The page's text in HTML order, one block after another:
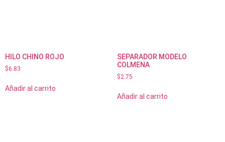
HILO CHINO ROJO
$6.83
Añadir al carrito
SEPARADOR MODELO
COLMENA
$2.75
Añadir al carrito